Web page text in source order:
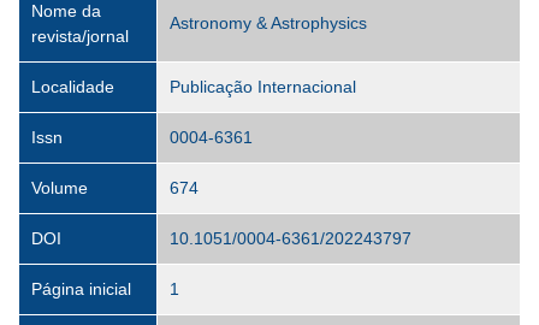
Nome da
revista/jornal
Astronomy & Astrophysics
Localidade Publicação Internacional
Issn 0004-6361
Volume 674
DOI 10.1051/0004-6361/202243797
Página inicial 1